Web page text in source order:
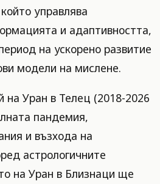
управлява
и адаптивността,
на ускорено развитие
модели на мислене.
на Уран в Телец (2018-2026
пандемия,
и възхода на
астрологичните
на Уран в Близнаци ще